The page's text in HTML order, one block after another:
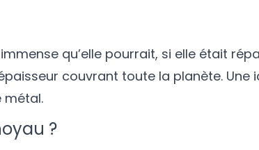
qu’elle pourrait, si elle était
couvrant toute la planète. Une
métal.
?